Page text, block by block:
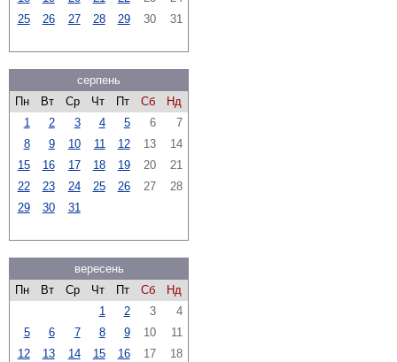
25
26 27 28 29 30 31
серпень
Пн
Вт Ср Чт Пт Сб
Нд
1
2 3 4 5 6
7
8
9 10 11 12 13
14
15
16 17 18 19 20
21
22
23 24 25 26 27
28
29
30 31
вересень
Пн
Вт Ср Чт Пт Сб
Нд
1
2 3
4
5
6 7 8 9 10
11
12
13 14 15 16 17
18